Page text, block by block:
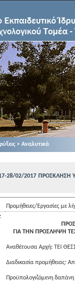
> Αναλυτικά
28/02/2017 ΠΡΟΣΚΛΗΣΗ
Προμήθειες/Εργασίες με
ΓΙΑ ΤΗΝ ΠΡΟΣΛΗΨΗ
Αναθέτουσα Αρχή: ΤΕΙ
Διαδικασία προμήθειας:
Προϋπολογιζόμενη